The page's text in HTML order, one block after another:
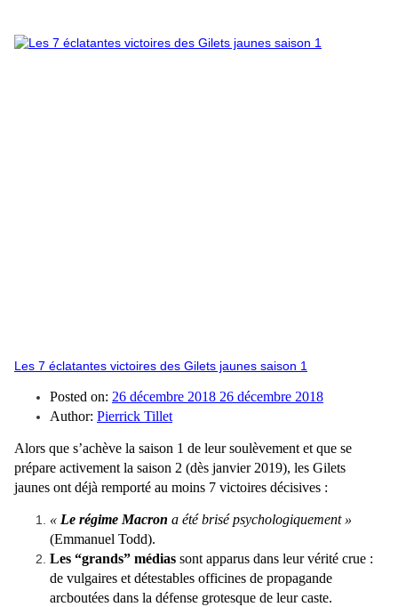
Les 7 éclatantes victoires des Gilets jaunes saison 1
Posted on: 26 décembre 2018 26 décembre 2018
Author: Pierrick Tillet
Alors que s’achève la saison 1 de leur soulèvement et que se
prépare activement la saison 2 (dès janvier 2019), les Gilets
jaunes ont déjà remporté au moins 7 victoires décisives :
« Le régime Macron a été brisé psychologiquement »
(Emmanuel Todd).
Les “grands” médias sont apparus dans leur vérité crue :
de vulgaires et détestables officines de propagande
arcboutées dans la défense grotesque de leur caste.